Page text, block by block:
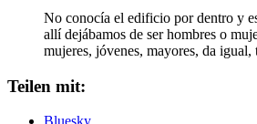
No conocía el edificio por dentro y
allí dejábamos de ser hombres o
mujeres, jóvenes, mayores, da igual,
Teilen mit: